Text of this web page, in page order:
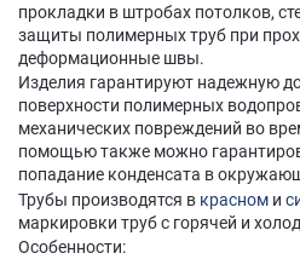
прокладки в штробах потолков,
защиты полимерных труб при
деформационные швы.
Изделия гарантируют надежную
поверхности полимерных
механических повреждений во
помощью также можно
попадание конденсата в
Трубы производятся в красном и
маркировки труб с горячей и
Особенности: